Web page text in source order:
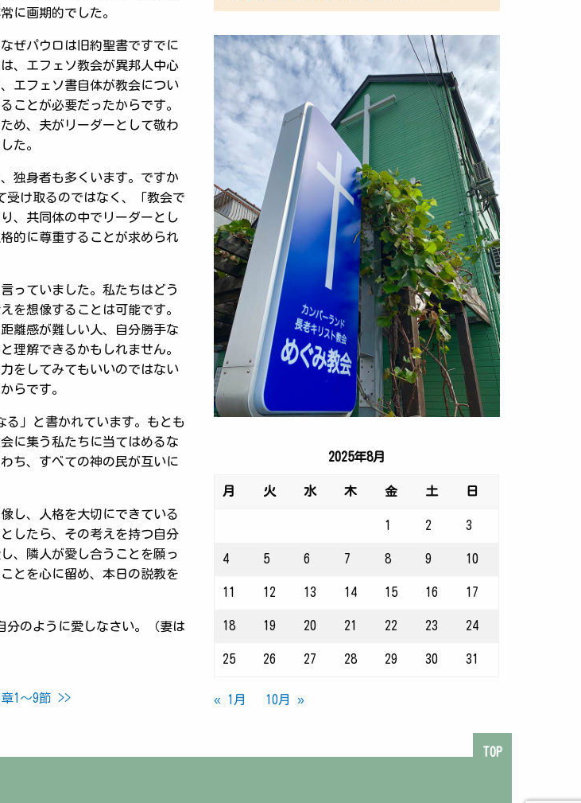
に画期的でした。
ぜパウロは旧約聖書ですでに
、エフェソ教会が異邦人中心
エフェソ書自体が教会につい
ことが必要だったからです。
め、夫がリーダーとして敬わ
た。
独身者も多くいます。ですか
受け取るのではなく、「教会で
、共同体の中でリーダーとし
的に尊重することが求められ
っていました。私たちはどう
を想像することは可能です。
離感が難しい人、自分勝手な
理解できるかもしれません。
をしてみてもいいのではない
らです。
る」と書かれています。もとも
に集う私たちに当てはめるな
ち、すべての神の民が互いに
し、人格を大切にできている
したら、その考えを持つ自分
、隣人が愛し合うことを願っ
とを心に留め、本日の説教を
分のように愛しなさい。（妻は
1～9節 >>
2025年8月
月 火 水 木 金 土 日
1 2 3
4 5 6 7 8 9 10
11 12 13 14 15 16 17
18 19 20 21 22 23 24
25 26 27 28 29 30 31
« 1月 10月 »
TOP